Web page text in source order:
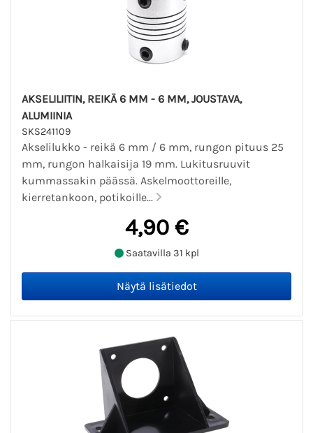
AKSELILIITIN, REIKÄ 6 MM - 6 MM, JOUSTAVA,
ALUMIINIA
SKS241109
Akselilukko - reikä 6 mm / 6 mm, rungon pituus 25
mm, rungon halkaisija 19 mm. Lukitusruuvit
kummassakin päässä. Askelmoottoreille,
kierretankoon, potikoille...
4,90 €
Saatavilla 31 kpl